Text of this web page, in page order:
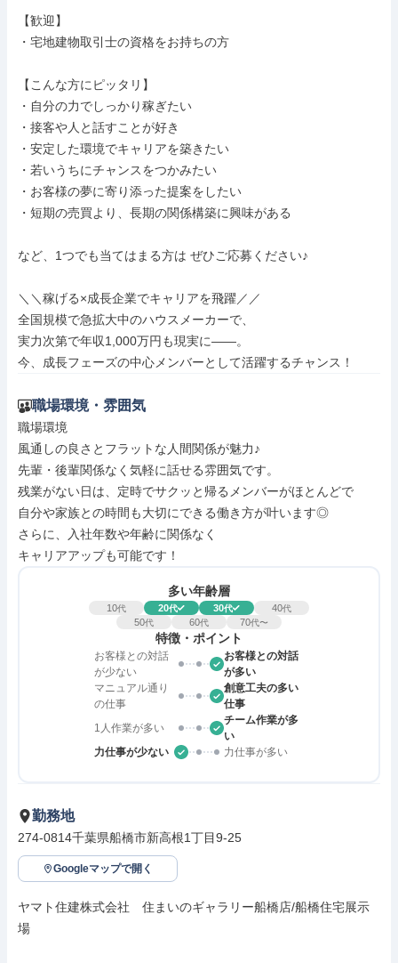
【歓迎】
・宅地建物取引士の資格をお持ちの方
【こんな方にピッタリ】
・自分の力でしっかり稼ぎたい
・接客や人と話すことが好き
・安定した環境でキャリアを築きたい
・若いうちにチャンスをつかみたい
・お客様の夢に寄り添った提案をしたい
・短期の売買より、長期の関係構築に興味がある
など、1つでも当てはまる方は ぜひご応募ください♪
＼＼稼げる×成長企業でキャリアを飛躍／／
全国規模で急拡大中のハウスメーカーで、
実力次第で年収1,000万円も現実に――。
今、成長フェーズの中心メンバーとして活躍するチャンス！
職場環境・雰囲気
職場環境
風通しの良さとフラットな人間関係が魅力♪
先輩・後輩関係なく気軽に話せる雰囲気です。
残業がない日は、定時でサクッと帰るメンバーがほとんどで
自分や家族との時間も大切にできる働き方が叶います◎
さらに、入社年数や年齢に関係なく
キャリアアップも可能です！
多い年齢層
10代 20代 30代 40代
50代 60代 70代〜
特徴・ポイント
お客様との対話
が少ない
お客様との対話
が多い
マニュアル通り
の仕事
創意工夫の多い
仕事
1人作業が多い
チーム作業が多
い
力仕事が少ない
力仕事が多い
勤務地
274-0814千葉県船橋市新高根1丁目9-25
Googleマップで開く
ヤマト住建株式会社　住まいのギャラリー船橋店/船橋住宅展示
場